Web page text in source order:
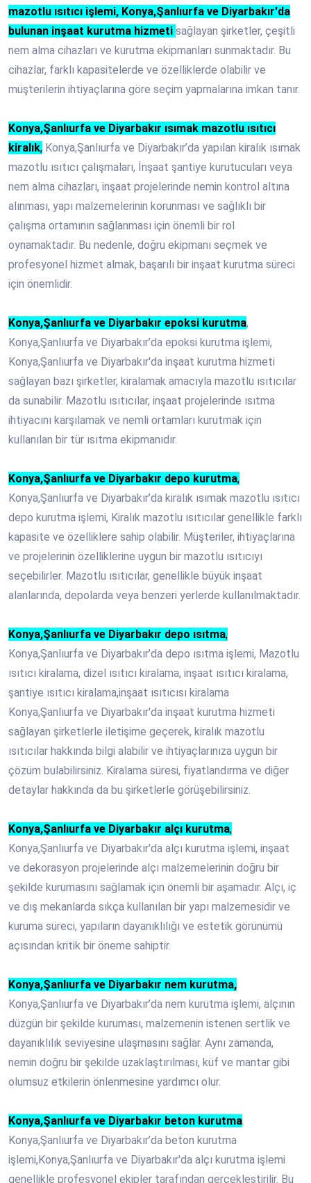
mazotlu ısıtıcı işlemi, Konya,Şanlıurfa ve Diyarbakır'da
bulunan inşaat kurutma hizmeti sağlayan şirketler, çeşitli
nem alma cihazları ve kurutma ekipmanları sunmaktadır. Bu
cihazlar, farklı kapasitelerde ve özelliklerde olabilir ve
müşterilerin ihtiyaçlarına göre seçim yapmalarına imkan tanır.
Konya,Şanlıurfa ve Diyarbakır ısımak mazotlu ısıtıcı
kiralık, Konya,Şanlıurfa ve Diyarbakır’da yapılan kiralık ısımak
mazotlu ısıtıcı çalışmaları, İnşaat şantiye kurutucuları veya
nem alma cihazları, inşaat projelerinde nemin kontrol altına
alınması, yapı malzemelerinin korunması ve sağlıklı bir
çalışma ortamının sağlanması için önemli bir rol
oynamaktadır. Bu nedenle, doğru ekipmanı seçmek ve
profesyonel hizmet almak, başarılı bir inşaat kurutma süreci
için önemlidir.
Konya,Şanlıurfa ve Diyarbakır epoksi kurutma,
Konya,Şanlıurfa ve Diyarbakır’da epoksi kurutma işlemi,
Konya,Şanlıurfa ve Diyarbakır'da inşaat kurutma hizmeti
sağlayan bazı şirketler, kiralamak amacıyla mazotlu ısıtıcılar
da sunabilir. Mazotlu ısıtıcılar, inşaat projelerinde ısıtma
ihtiyacını karşılamak ve nemli ortamları kurutmak için
kullanılan bir tür ısıtma ekipmanıdır.
Konya,Şanlıurfa ve Diyarbakır depo kurutma,
Konya,Şanlıurfa ve Diyarbakır’da kiralık ısımak mazotlu ısıtıcı
depo kurutma işlemi, Kiralık mazotlu ısıtıcılar genellikle farklı
kapasite ve özelliklere sahip olabilir. Müşteriler, ihtiyaçlarına
ve projelerinin özelliklerine uygun bir mazotlu ısıtıcıyı
seçebilirler. Mazotlu ısıtıcılar, genellikle büyük inşaat
alanlarında, depolarda veya benzeri yerlerde kullanılmaktadır.
Konya,Şanlıurfa ve Diyarbakır depo ısıtma,
Konya,Şanlıurfa ve Diyarbakır’da depo ısıtma işlemi, Mazotlu
ısıtıcı kiralama, dizel ısıtıcı kiralama, inşaat ısıtıcı kiralama,
şantiye ısıtıcı kiralama,inşaat ısıtıcısı kiralama
Konya,Şanlıurfa ve Diyarbakır'da inşaat kurutma hizmeti
sağlayan şirketlerle iletişime geçerek, kiralık mazotlu
ısıtıcılar hakkında bilgi alabilir ve ihtiyaçlarınıza uygun bir
çözüm bulabilirsiniz. Kiralama süresi, fiyatlandırma ve diğer
detaylar hakkında da bu şirketlerle görüşebilirsiniz.
Konya,Şanlıurfa ve Diyarbakır alçı kurutma,
Konya,Şanlıurfa ve Diyarbakır'da alçı kurutma işlemi, inşaat
ve dekorasyon projelerinde alçı malzemelerinin doğru bir
şekilde kurumasını sağlamak için önemli bir aşamadır. Alçı, iç
ve dış mekanlarda sıkça kullanılan bir yapı malzemesidir ve
kuruma süreci, yapıların dayanıklılığı ve estetik görünümü
açısından kritik bir öneme sahiptir.
Konya,Şanlıurfa ve Diyarbakır nem kurutma,
Konya,Şanlıurfa ve Diyarbakır’da nem kurutma işlemi, alçının
düzgün bir şekilde kuruması, malzemenin istenen sertlik ve
dayanıklılık seviyesine ulaşmasını sağlar. Aynı zamanda,
nemin doğru bir şekilde uzaklaştırılması, küf ve mantar gibi
olumsuz etkilerin önlenmesine yardımcı olur.
Konya,Şanlıurfa ve Diyarbakır beton kurutma,
Konya,Şanlıurfa ve Diyarbakır’da beton kurutma
işlemi,Konya,Şanlıurfa ve Diyarbakır'da alçı kurutma işlemi
genellikle profesyonel ekipler tarafından gerçekleştirilir. Bu